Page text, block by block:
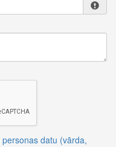
personas datu (vārda,